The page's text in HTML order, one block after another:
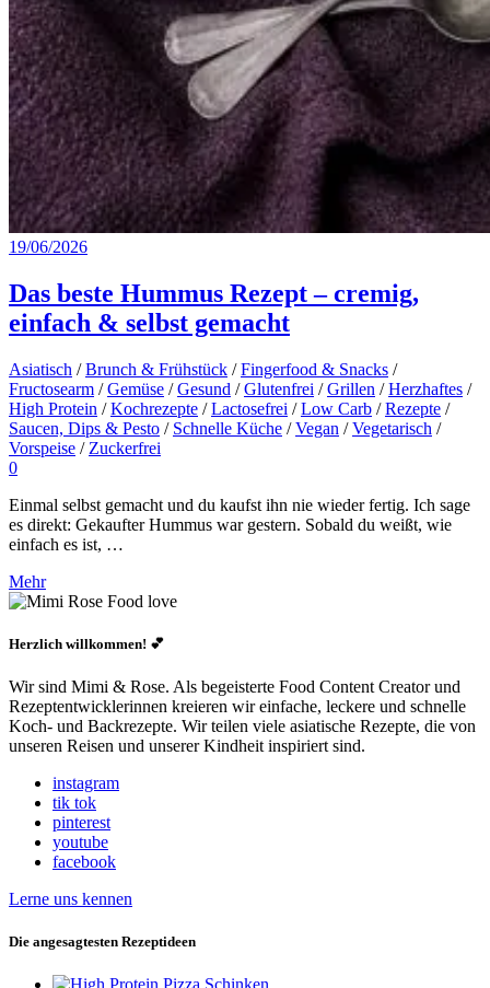
19/06/2026
Das beste Hummus Rezept – cremig,
einfach & selbst gemacht
Asiatisch /Brunch & Frühstück /Fingerfood & Snacks /
Fructosearm /Gemüse /Gesund /Glutenfrei /Grillen /Herzhaftes /
High Protein /Kochrezepte /Lactosefrei /Low Carb /Rezepte /
Saucen, Dips & Pesto / Schnelle Küche /Vegan /Vegetarisch /
Vorspeise / Zuckerfrei
0
Einmal selbst gemacht und du kaufst ihn nie wieder fertig. Ich sage
es direkt: Gekaufter Hummus war gestern. Sobald du weißt, wie
einfach es ist, …
Mehr
Herzlich willkommen! 💕
Wir sind Mimi & Rose. Als begeisterte Food Content Creator und
Rezeptentwicklerinnen kreieren wir einfache, leckere und schnelle
Koch- und Backrezepte. Wir teilen viele asiatische Rezepte, die von
unseren Reisen und unserer Kindheit inspiriert sind.
instagram
tik tok
pinterest
youtube
facebook
Lerne uns kennen
Die angesagtesten Rezeptideen